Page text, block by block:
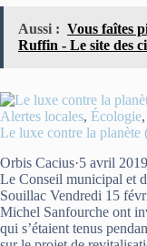
Aussi : Vous faîtes
Ruffin - Le site des
Alertes locales, Écologie,
Le luxe contre la planète
Orbis Cacius·5 avril 2019
Le Conseil municipal et
Souillac Vendredi 15
Michel Sanfourche ont
qui s’étaient tenus